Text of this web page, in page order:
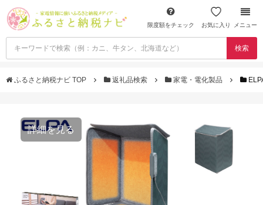
限度額をチェック お気に入り メニュー
検索
ふるさと納税ナビ TOP 返礼品検索 家電・電化製品
詳細を見る